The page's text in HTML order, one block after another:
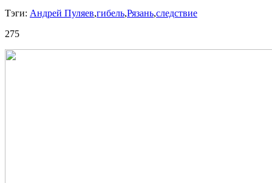
Тэги: Андрей Пуляев,гибель,Рязань,следствие
275